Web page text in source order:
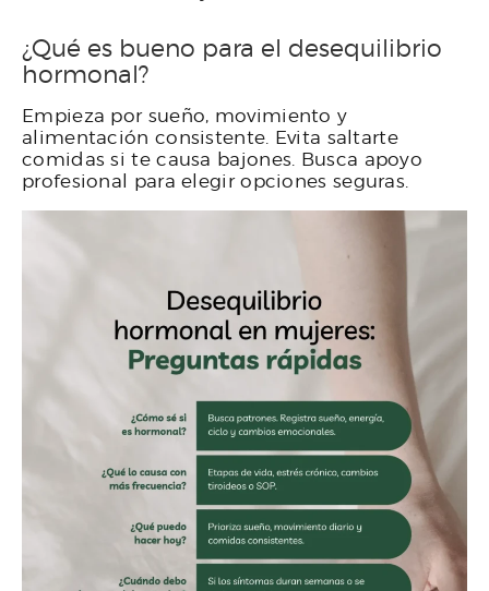
¿Qué es bueno para el desequilibrio
hormonal?
Empieza por sueño, movimiento y
alimentación consistente. Evita saltarte
comidas si te causa bajones. Busca apoyo
profesional para elegir opciones seguras.